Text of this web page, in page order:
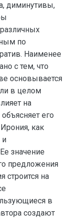
диминутивы,
по
Наименее
с тем, что
основывается
в целом
на
его
как
и
значение
предложения
строится на
в
создают